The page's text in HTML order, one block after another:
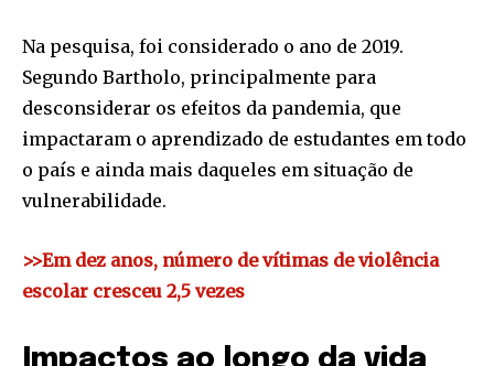
Na pesquisa, foi considerado o ano de 2019.
Segundo Bartholo, principalmente para
desconsiderar os efeitos da pandemia, que
impactaram o aprendizado de estudantes em todo
o país e ainda mais daqueles em situação de
vulnerabilidade.
>>Em dez anos, número de vítimas de violência
escolar cresceu 2,5 vezes